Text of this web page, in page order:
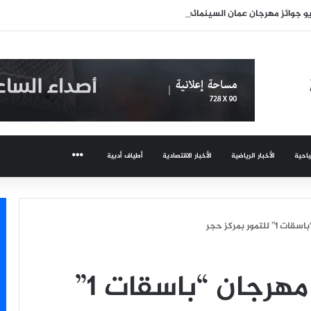
جوائز مهرجان عمان السينمائي
الأخبار الرياضية الأخبار الاقتصادية أطياف أدبية
بمركز حجر
رابغ تستعد لإطلاق مهرجان “باسقات 1”